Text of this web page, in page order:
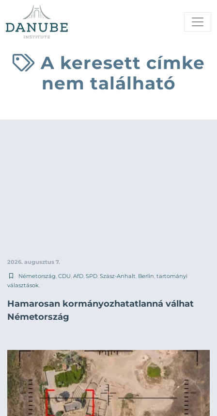
A keresett címke
nem található
2026. augusztus 7.
Németország CDU AfD SPD Szász-Anhalt Berlin tartományi
választások
Hamarosan kormányozhatatlanná válhat
Németország